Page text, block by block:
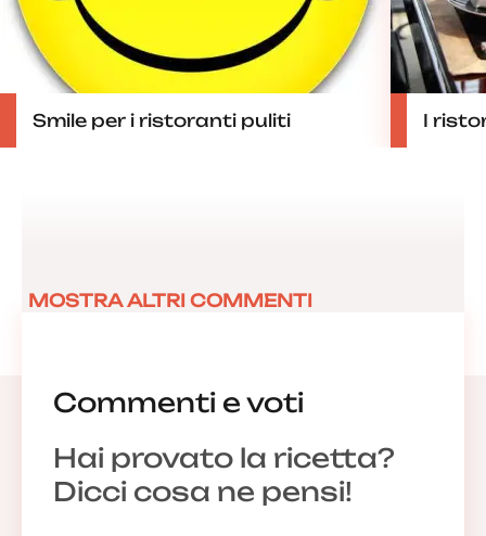
Smile per i ristoranti puliti I
Commenti e voti
Hai provato la ricetta?
Dicci cosa ne pensi!
MOSTRA ALTRI COMMENTI